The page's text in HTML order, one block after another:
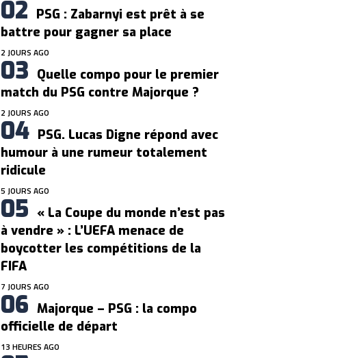
PSG : Zabarnyi est prêt à se
battre pour gagner sa place
2 JOURS AGO
Quelle compo pour le premier
match du PSG contre Majorque ?
2 JOURS AGO
PSG. Lucas Digne répond avec
humour à une rumeur totalement
ridicule
5 JOURS AGO
« La Coupe du monde n’est pas
à vendre » : L’UEFA menace de
boycotter les compétitions de la
FIFA
7 JOURS AGO
Majorque – PSG : la compo
officielle de départ
13 HEURES AGO